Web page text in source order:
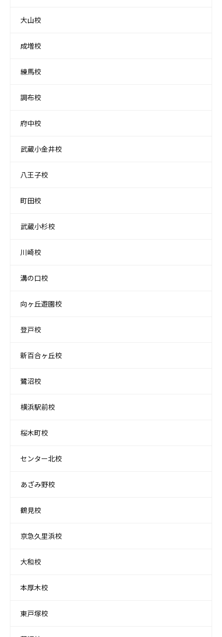
大山校
成増校
練馬校
調布校
府中校
武蔵小金井校
八王子校
町田校
武蔵小杉校
川崎校
溝の口校
向ヶ丘遊園校
登戸校
新百合ヶ丘校
鷺沼校
横浜駅前校
桜木町校
センター北校
あざみ野校
鶴見校
京急久里浜校
大和校
本厚木校
東戸塚校